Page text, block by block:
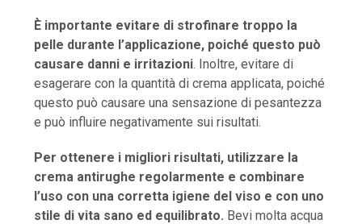
È importante evitare di strofinare troppo la
pelle durante l’applicazione, poiché questo può
causare danni e irritazioni. Inoltre, evitare di
esagerare con la quantità di crema applicata, poiché
questo può causare una sensazione di pesantezza
e può influire negativamente sui risultati.
Per ottenere i migliori risultati, utilizzare la
crema antirughe regolarmente e combinare
l’uso con una corretta igiene del viso e con uno
stile di vita sano ed equilibrato. Bevi molta acqua